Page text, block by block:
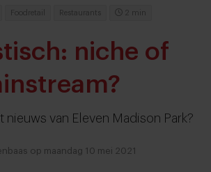
Foodretail Restaurants 2 min
niche of
nieuws van Eleven Madison Park?
op maandag 10 mei 2021